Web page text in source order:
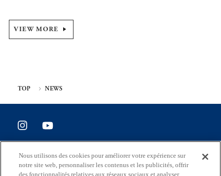
VIEW MORE
TOP NEWS
Enquête de satisfaction du site
Nous utilisons des cookies pour améliorer votre expérience sur
notre site web, personnaliser les contenus et les publicités, offrir
des fonctionnalités relatives aux réseaux sociaux et analyser